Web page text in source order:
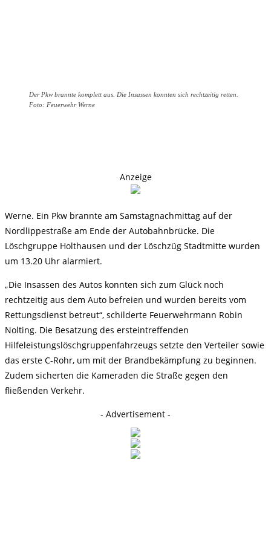
Der Pkw brannte komplett aus. Die Insassen konnten sich rechtzeitig retten.
Foto: Feuerwehr Werne
Anzeige
Werne. Ein Pkw brannte am Samstagnachmittag auf der
Nordlippestraße am Ende der Autobahnbrücke. Die
Löschgruppe Holthausen und der Löschzüg Stadtmitte wurden
um 13.20 Uhr alarmiert.
„Die Insassen des Autos konnten sich zum Glück noch
rechtzeitig aus dem Auto befreien und wurden bereits vom
Rettungsdienst betreut“, schilderte Feuerwehrmann Robin
Nolting. Die Besatzung des ersteintreffenden
Hilfeleistungslöschgruppenfahrzeugs setzte den Verteiler sowie
das erste C-Rohr, um mit der Brandbekämpfung zu beginnen.
Zudem sicherten die Kameraden die Straße gegen den
fließenden Verkehr.
- Advertisement -